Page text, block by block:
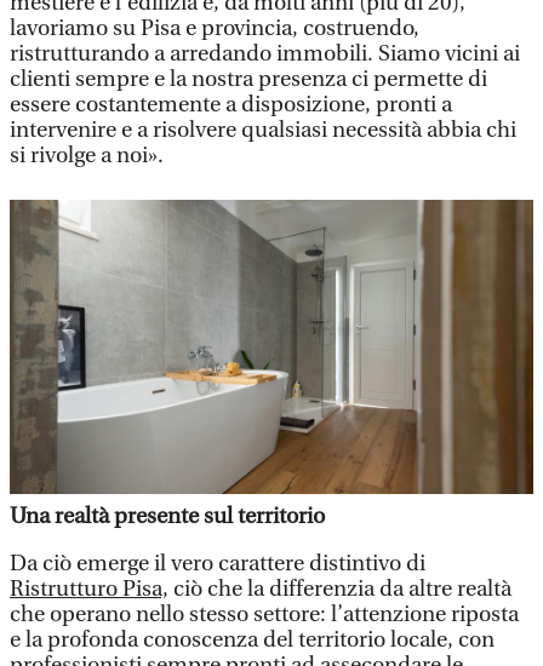
lavoriamo su Pisa e provincia, costruendo,
ristrutturando a arredando immobili. Siamo vicini ai
clienti sempre e la nostra presenza ci permette di
essere costantemente a disposizione, pronti a
intervenire e a risolvere qualsiasi necessità abbia chi
si rivolge a noi».
Una realtà presente sul territorio
Da ciò emerge il vero carattere distintivo di
Ristrutturo Pisa, ciò che la differenzia da altre realtà
che operano nello stesso settore: l’attenzione riposta
e la profonda conoscenza del territorio locale, con